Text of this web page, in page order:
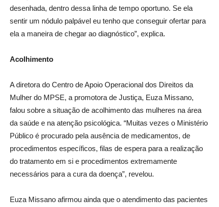
desenhada, dentro dessa linha de tempo oportuno. Se ela
sentir um nódulo palpável eu tenho que conseguir ofertar para
ela a maneira de chegar ao diagnóstico”, explica.
Acolhimento
A diretora do Centro de Apoio Operacional dos Direitos da
Mulher do MPSE, a promotora de Justiça, Euza Missano,
falou sobre a situação de acolhimento das mulheres na área
da saúde e na atenção psicológica. “Muitas vezes o Ministério
Público é procurado pela ausência de medicamentos, de
procedimentos específicos, filas de espera para a realização
do tratamento em si e procedimentos extremamente
necessários para a cura da doença”, revelou.
Euza Missano afirmou ainda que o atendimento das pacientes